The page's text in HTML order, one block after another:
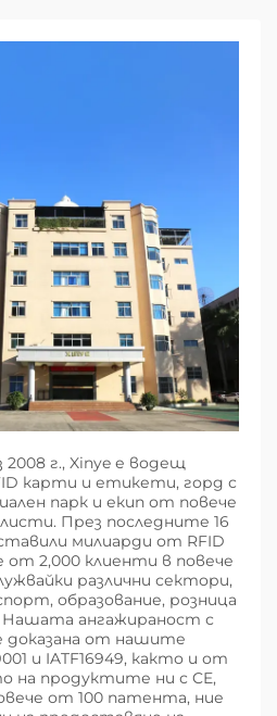
2008 г., Xinye е водещ
карти и етикети, горд с
парк и екип от повече
През последните 16
милиарди от RFID
от 2,000 клиенти в повече
различни сектори,
образование, розница
ангажираност с
доказана от нашите
и IATF16949, както и от
продуктите ни с CE,
от 100 патента, ние